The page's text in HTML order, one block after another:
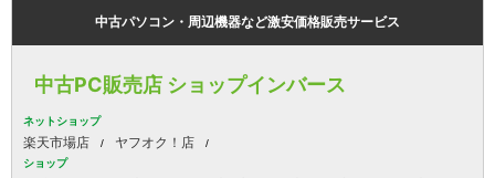
中古パソコン・周辺機器など激安価格販売サービス
中古PC販売店 ショップインバース
ネットショップ
楽天市場店 ヤフオク！店
ショップ